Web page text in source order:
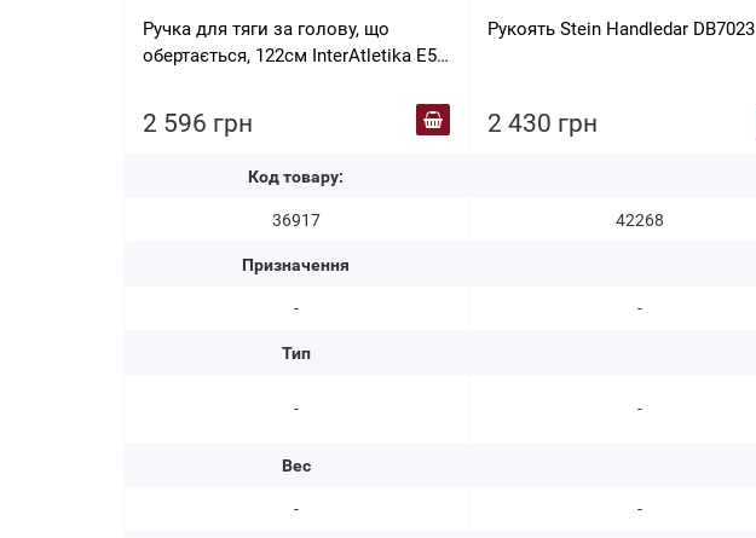
Ручка для тяги за голову, що
обертається, 122см InterAtletika E5-
2 596 грн
Код товару:
36917
Призначення
-
Тип
-
Вес
-
Рукоять Stein Handledar DB7023
2 430 грн
42268
-
-
-